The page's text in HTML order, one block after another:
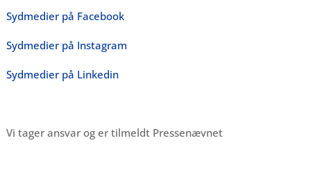
Sydmedier på Facebook
Sydmedier på Instagram
Sydmedier på Linkedin
Vi tager ansvar og er tilmeldt Pressenævnet